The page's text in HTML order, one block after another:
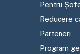
Pentru
Reducere
Parteneri
Program